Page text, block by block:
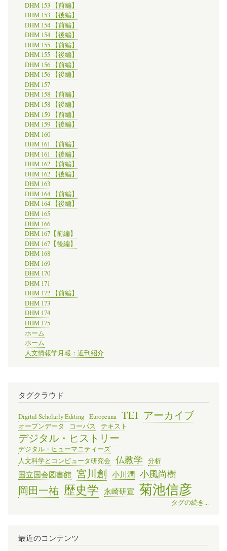
DHM 153 【前編】
DHM 153 【後編】
DHM 154 【前編】
DHM 154 【後編】
DHM 155 【前編】
DHM 155 【後編】
DHM 156 【前編】
DHM 156 【後編】
DHM 157
DHM 158 【前編】
DHM 158 【後編】
DHM 159 【前編】
DHM 159 【後編】
DHM 160
DHM 161 【前編】
DHM 161 【後編】
DHM 162 【前編】
DHM 162 【後編】
DHM 163
DHM 164 【前編】
DHM 164 【後編】
DHM 165
DHM 166
DHM 167【前編】
DHM 167【後編】
DHM 168
DHM 169
DHM 170
DHM 171
DHM 172 【前編】
DHM 173
DHM 174
DHM 175
ホーム
ホーム
人文情報学月報：近刊紹介
タグクラウド
Digital Scholarly Editing Europeana TEI アーカイブ
オープンデータ コーパス テキスト
デジタル・ヒストリー
デジタル・ヒューマニティーズ
人文科学とコンピュータ研究会
仏教学 分析
国立国会図書館 宮川創 小川潤 小風尚樹
岡田一祐 歴史学 永崎研宣 菊池信彦
タグの続き...
最近のコンテンツ